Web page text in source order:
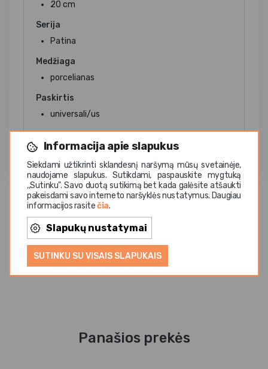
Informacija apie slapukus
Siekdami užtikrinti sklandesnį naršymą mūsų svetainėje,
naudojame slapukus. Sutikdami, paspauskite mygtuką
,,Sutinku". Savo duotą sutikimą bet kada galėsite atšaukti
pakeisdami savo interneto naršyklės nustatymus. Daugiau
informacijos rasitečia.
Slapukų nustatymai
SUTINKU SU VISAIS SLAPUKAIS
20 cm
Serija
Patina
Medžiaga
porcelianas
Paskirtis
universali/us
Panašios prekės